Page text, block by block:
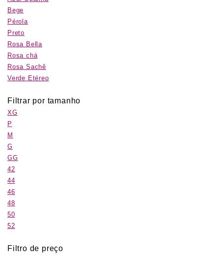
Bege
Pérola
Preto
Rosa Bella
Rosa chá
Rosa Sachê
Verde Etéreo
Filtrar por tamanho
XG
P
M
G
GG
42
44
46
48
50
52
Filtro de preço